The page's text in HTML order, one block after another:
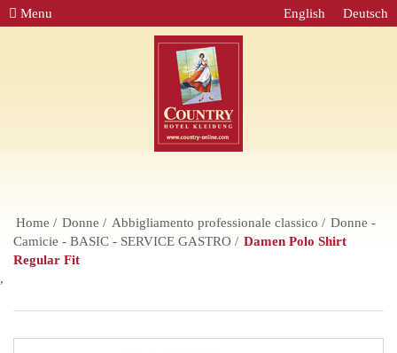
Menu Deutsch
English
Home Donne Abbigliamento professionale classico
Donne -
Camicie - BASIC - SERVICE GASTRO
Damen Polo Shirt
Regular Fit
,